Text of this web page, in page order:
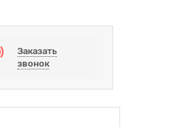
Заказать
звонок